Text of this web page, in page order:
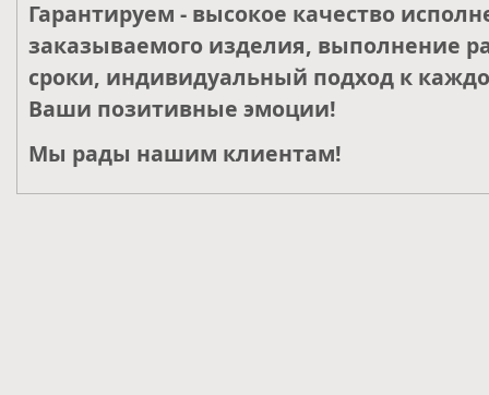
Гарантируем - высокое качество
заказываемого изделия, выполнение
сроки, индивидуальный подход к
Ваши позитивные эмоции!
Мы рады нашим клиентам!